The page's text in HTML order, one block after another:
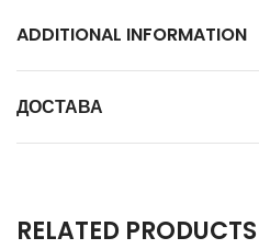
ADDITIONAL INFORMATION
ДОСТАВА
RELATED PRODUCTS